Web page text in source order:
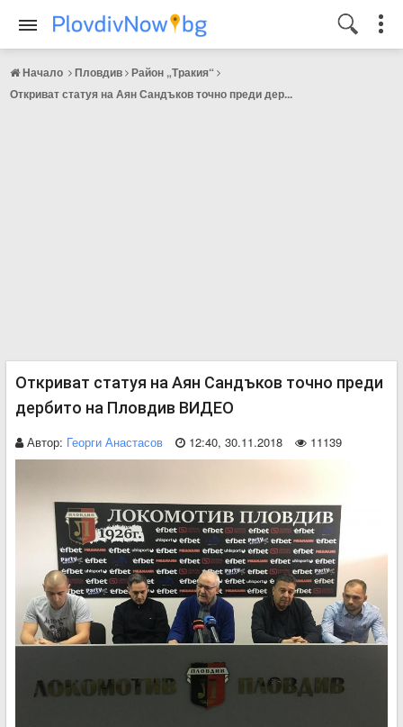
Начало Пловдив Район „Тракия“
Откриват статуя на Аян Сандъков точно преди дер...
Откриват статуя на Аян Сандъков точно преди
дербито на Пловдив ВИДЕО
Автор: Георги Анастасов 12:40, 30.11.2018 11139